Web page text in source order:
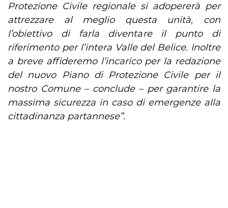
Protezione Civile regionale si adopererà per
attrezzare al meglio questa unità, con
l’obiettivo di farla diventare il punto di
riferimento per l’intera Valle del Belice. Inoltre
a breve affideremo l’incarico per la redazione
del nuovo Piano di Protezione Civile per il
nostro Comune – conclude – per garantire la
massima sicurezza in caso di emergenze alla
cittadinanza partannese”.